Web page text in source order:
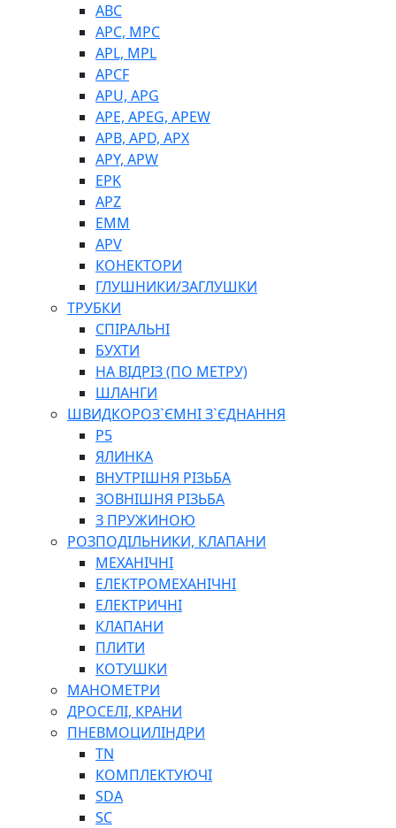
ABC
APC, MPC
APL, MPL
APCF
APU, APG
APE, APEG, APEW
APB, APD, APX
APY, APW
EPK
APZ
EMM
APV
КОНЕКТОРИ
ГЛУШНИКИ/ЗАГЛУШКИ
ТРУБКИ
СПІРАЛЬНІ
БУХТИ
НА ВІДРІЗ (ПО МЕТРУ)
ШЛАНГИ
ШВИДКОРОЗ`ЄМНІ З`ЄДНАННЯ
P5
ЯЛИНКА
ВНУТРІШНЯ РІЗЬБА
ЗОВНІШНЯ РІЗЬБА
З ПРУЖИНОЮ
РОЗПОДІЛЬНИКИ, КЛАПАНИ
МЕХАНІЧНІ
ЕЛЕКТРОМЕХАНІЧНІ
ЕЛЕКТРИЧНІ
КЛАПАНИ
ПЛИТИ
КОТУШКИ
МАНОМЕТРИ
ДРОСЕЛІ, КРАНИ
ПНЕВМОЦИЛІНДРИ
TN
КОМПЛЕКТУЮЧІ
SDA
SC